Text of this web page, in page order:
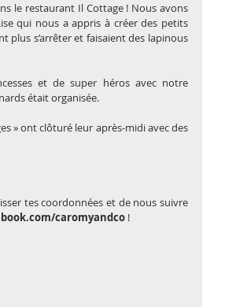
le restaurant Il Cottage ! Nous avons
qui nous a appris à créer des petits
plus s’arrêter et faisaient des lapinous
et de super héros avec notre
était organisée.
» ont clôturé leur après-midi avec des
tes coordonnées et de nous suivre
caromyandco !